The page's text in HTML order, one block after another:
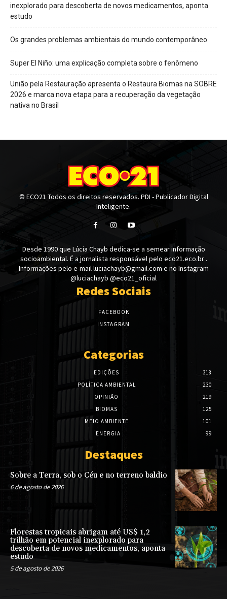
inexplorado para descoberta de novos medicamentos, aponta
estudo
Os grandes problemas ambientais do mundo contemporâneo
Super El Niño: uma explicação completa sobre o fenômeno
União pela Restauração apresenta o Restaura Biomas na SOBRE
2026 e marca nova etapa para a recuperação da vegetação
nativa no Brasil
© ECO21 Todos os direitos reservados. PDI - Publicador Digital
Inteligente.
Desde 1990 que Lúcia Chayb dedica-se a semear informação
socioambiental. É a jornalista responsável pelo eco21.eco.br .
Informações pelo e-mail luciachayb@gmail.com e no Instagram
@luciachayb @eco21_oficial
Redes Sociais
FACEBOOK
INSTAGRAM
Categorias
EDIÇÕES
318
POLÍTICA AMBIENTAL
230
OPINIÃO
219
BIOMAS
125
MEIO AMBIENTE
101
ENERGIA
99
Destaques
Sobre a Terra, sob o Céu e no terreno baldio
6 de agosto de 2026
Florestas tropicais abrigam até US$ 1,2
trilhão em potencial inexplorado para
descoberta de novos medicamentos, aponta
estudo
5 de agosto de 2026